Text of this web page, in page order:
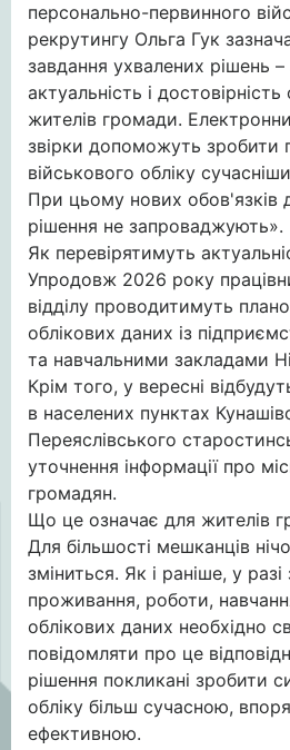
персонально-первинного
рекрутингу Ольга Гук
завдання ухвалених рішень –
актуальність і
жителів громади.
звірки допоможуть зробити
військового обліку
При цьому нових обов'язків
рішення не запроваджують».
Як перевірятимуть
Упродовж 2026 року
відділу проводитимуть
облікових даних із
та навчальними закладами
Крім того, у вересні
в населених пунктах
Переяслівського
уточнення інформації про
громадян.
Що це означає для жителів
Для більшості мешканців
зміниться. Як і раніше, у разі
проживання, роботи,
облікових даних необхідно
повідомляти про це
рішення покликані зробити
обліку більш сучасною,
ефективною.